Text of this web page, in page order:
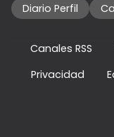
Diario Perfil
Canales RSS
Privacidad